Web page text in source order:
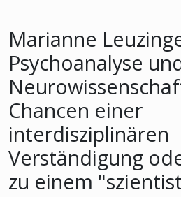
Marianne
Psychoanalyse
Chancen einer
interdisziplinären
Verständigung
zu einem